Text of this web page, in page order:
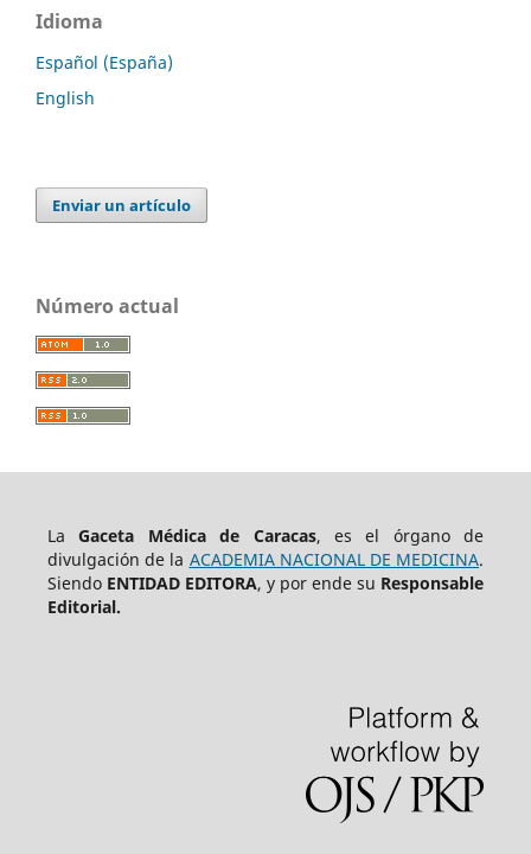
Idioma
Español (España)
English
Enviar un artículo
Número actual
LaGaceta Médica de Caracas, es el órgano de
divulgación de la ACADEMIA NACIONAL DE MEDICINA.
Siendo ENTIDAD EDITORA, y por ende su Responsable
Editorial.